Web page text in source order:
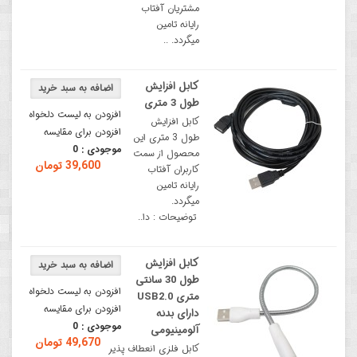
مشتریان آفتاب
رایانه تامین
میگردد. ..
افزودن به لیست دلخواه
افزودن برای مقایسه
موجودی : 0
39,600 تومان
کابل افزایش
طول 3 متری
کابل افزایش
طول 3 متری این
محصول از سمت
کاربران آفتاب
رایانه تامین
میگردد.
توضيحات : دا..
افزودن به لیست دلخواه
افزودن برای مقایسه
موجودی : 0
49,670 تومان
کابل افزایش
طول 30 سانتی
متری USB2.0
دارای بدنه
آلومینیومی
کابل فلزی انعطاف پذیر